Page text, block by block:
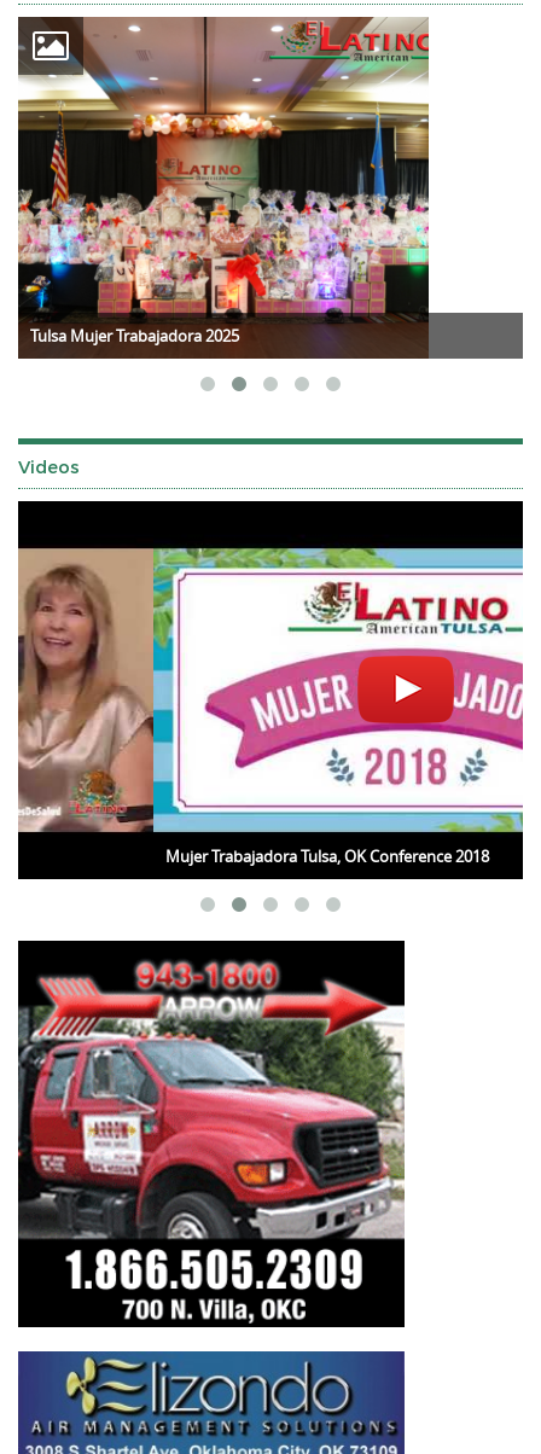
Tulsa Mujer Trabajadora 2025
Videos
Mujer Trabajadora Tulsa, OK Conference 2018